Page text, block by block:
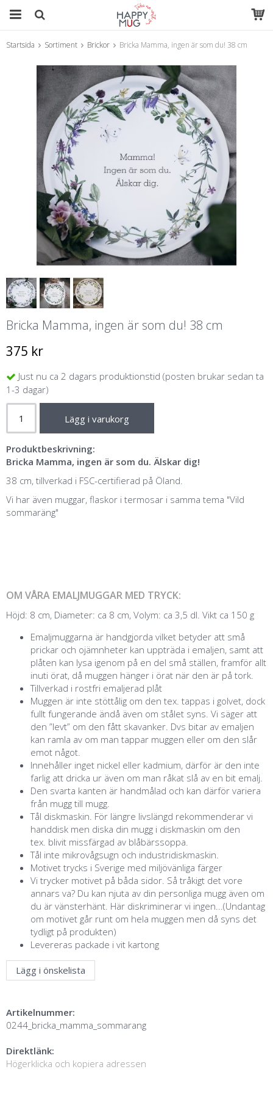
Startsida Sortiment Brickor Bricka Mamma, ingen är som du! 38 cm
Bricka Mamma, ingen är som du! 38 cm
375 kr
Just nu ca 2 dagars produktionstid (posten brukar sedan ta
1-3 dagar)
Lägg i varukorg
Produktbeskrivning:
Bricka Mamma, ingen är som du. Älskar dig!
38 cm, tillverkad i FSC-certifierad på Öland.
Vi har även muggar, flaskor i termosar i samma tema "Vild
sommaräng"
OM VÅRA EMALJMUGGAR MED TRYCK:
Höjd: 8 cm, Diameter: ca 8 cm, Volym: ca 3,5 dl. Vikt ca 150 g
Emaljmuggarna är handgjorda vilket betyder att små
prickar och ojämnheter kan uppträda i emaljen, samt att
plåten kan lysa igenom på en del små ställen, framför allt
inuti örat, då muggen hänger i örat när den är på tork.
Tillverkad i rostfri emaljerad plåt
Muggen är inte stöttålig om den tex. tappas i golvet, dock
fullt fungerande ändå även om stålet syns. Vi säger att
den ”levt” om den fått skavanker. Dvs bitar av emaljen
kan ramla av om man tappar muggen eller om den slår
emot något.
Innehåller inget nickel eller kadmium, därför är den inte
farlig att dricka ur även om man råkat slå av en bit emalj.
Den svarta kanten är handmålad och kan därför variera
från mugg till mugg.
Tål diskmaskin. För längre livslängd rekommenderar vi
handdisk men diska din mugg i diskmaskin om den
tex. blivit missfärgad av blåbärssoppa.
Tål inte mikrovågsugn och industridiskmaskin.
Motivet trycks i Sverige med miljövänliga färger
Vi trycker motivet på båda sidor. Så tråkigt det vore
annars va? Du kan njuta av din personliga mugg även om
du är vänsterhänt. Här diskriminerar vi ingen...(Undantag
om motivet går runt om hela muggen men då syns det
tydligt på produkten)
Levereras packade i vit kartong
Lägg i önskelista
Artikelnummer:
0244_bricka_mamma_sommarang
Direktlänk:
Högerklicka och kopiera adressen